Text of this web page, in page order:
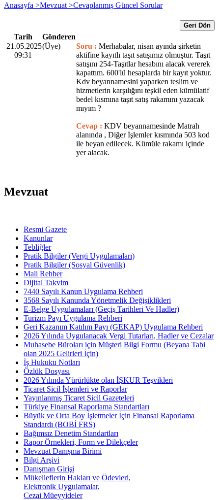
Anasayfa >Mevzuat >Cevaplanmış Güncel Sorular
Geri Dön
Tarih
Gönderen
21.05.2025
09:31
(Üye) Soru : Merhabalar, nisan ayında şirketin
aktifine kayıtlı taşıt satışımız olmuştur. Taşıt
satışını 254-Taşıtlar hesabını alacak vererek
kapattım. 600'lü hesaplarda bir kayıt yoktur.
Kdv beyannamesini yaparken teslim ve
hizmetlerin karşılığını teşkil eden kümülatif
bedel kısmına taşıt satış rakamını yazacak
mıyım ?
Cevap : KDV beyannamesinde Matrah
alanında , Diğer İşlemler kısmında 503 kod
ile beyan edilecek. Kümüle rakamı içinde
yer alacak.
Mevzuat
Resmi Gazete
Kanunlar
Tebliğler
Pratik Bilgiler (Vergi Uygulamaları)
Pratik Bilgiler (Sosyal Güvenlik)
Mali Rehber
Dijital Takvim
7440 Sayılı Kanun Uygulama Rehberi
3568 Sayılı Kanunda Yönetmelik Değişiklikleri
E-Belge Uygulamaları (Geçiş Tarihleri Ve Hadler)
Turizm Payı Uygulama Rehberi
Geri Kazanım Katılım Payı (GEKAP) Uygulama Rehberi
2026 Yılında Uygulanacak Vergi Tutarları, Hadler ve Cezalar
Muhasebe Büroları için Müşteri Bilgi Formu (Beyana Tabi
olan 2025 Gelirleri İçin)
İş Hukuku Notları
Özlük Dosyası
2026 Yılında Yürürlükte olan İŞKUR Teşvikleri
Ticaret Sicil İşlemleri ve Raporlar
Yayınlanmış Ticaret Sicil Gazeteleri
Türkiye Finansal Raporlama Standartları
Büyük ve Orta Boy İşletmeler İçin Finansal Raporlama
Standardı (BOBİ FRS)
Bağımsız Denetim Standartları
Rapor Örnekleri, Form ve Dilekçeler
Mevzuat Danışma Birimi
Bilgi Arşivi
Danışman Girişi
Mükelleflerin Hakları ve Ödevleri,
Elektronik Uygulamalar,
Cezai Müeyyideler